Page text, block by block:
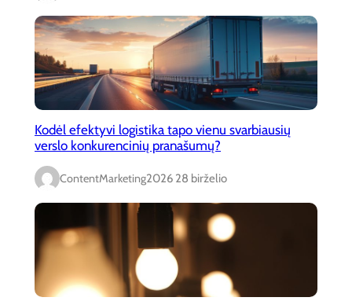
Kodėl efektyvi logistika tapo vienu svarbiausių
verslo konkurencinių pranašumų?
ContentMarketing2026 28 birželio